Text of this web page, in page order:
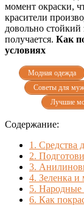
момент окраски,
красители
довольно стойкий
получается. Как
условиях
Модная одежда
Советы для
Лучшие
Содержание:
1. Средства
2.
3.
4. Зеленка и
5. Народные
6. Как